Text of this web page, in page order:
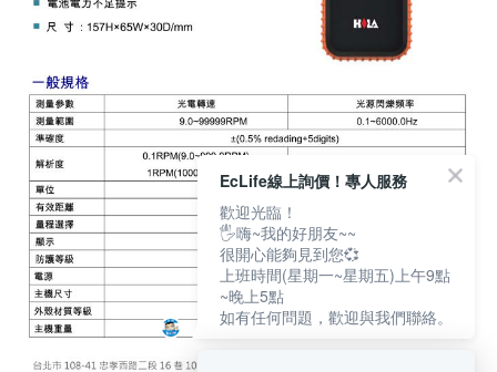
EcLife線上詢價！專人服務
歡迎光臨！
🖐嗨~我的好朋友~~
很開心能夠見到您💞
上班時間(星期一~星期五)上午9點
~晚上5點
如有任何問題，歡迎與我們聯絡。